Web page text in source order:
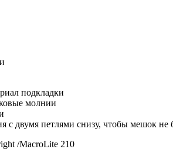
подкладки
молнии
с двумя петлями снизу, чтобы мешок не
/MacroLite 210